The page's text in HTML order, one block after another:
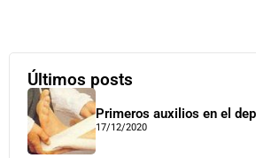
Últimos posts
Primeros auxilios en el
17/12/2020